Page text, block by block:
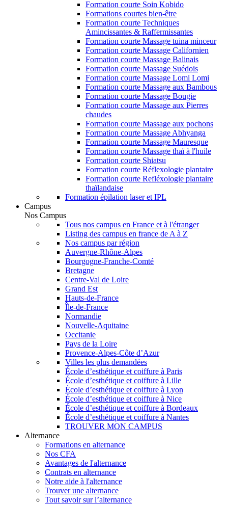
Formation courte Soin Kobido
Formations courtes bien-être
Formation courte Techniques
Amincissantes & Raffermissantes
Formation courte Massage tuina minceur
Formation courte Massage Californien
Formation courte Massage Balinais
Formation courte Massage Suédois
Formation courte Massage Lomi Lomi
Formation courte Massage aux Bambous
Formation courte Massage Bougie
Formation courte Massage aux Pierres
chaudes
Formation courte Massage aux pochons
Formation courte Massage Abhyanga
Formation courte Massage Mauresque
Formation courte Massage thaï à l'huile
Formation courte Shiatsu
Formation courte Réflexologie plantaire
Formation courte Refléxologie plantaire
thaïlandaise
Formation épilation laser et IPL
Campus
Nos Campus
Tous nos campus en France et à l'étranger
Listing des campus en france de A à Z
Nos campus par région
Auvergne-Rhône-Alpes
Bourgogne-Franche-Comté
Bretagne
Centre-Val de Loire
Grand Est
Hauts-de-France
Île-de-France
Normandie
Nouvelle-Aquitaine
Occitanie
Pays de la Loire
Provence-Alpes-Côte d’Azur
Villes les plus demandées
École d’esthétique et coiffure à Paris
École d’esthétique et coiffure à Lille
École d’esthétique et coiffure à Lyon
École d’esthétique et coiffure à Nice
École d’esthétique et coiffure à Bordeaux
École d’esthétique et coiffure à Nantes
TROUVER MON CAMPUS
Alternance
Formations en alternance
Nos CFA
Avantages de l'alternance
Contrats en alternance
Notre aide à l'alternance
Trouver une alternance
Tout savoir sur l’alternance